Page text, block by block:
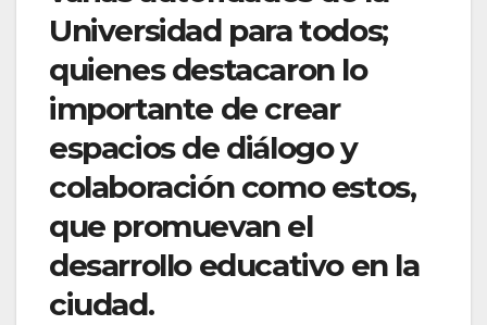
Universidad para todos;
quienes destacaron lo
importante de crear
espacios de diálogo y
colaboración como estos,
que promuevan el
desarrollo educativo en la
ciudad.